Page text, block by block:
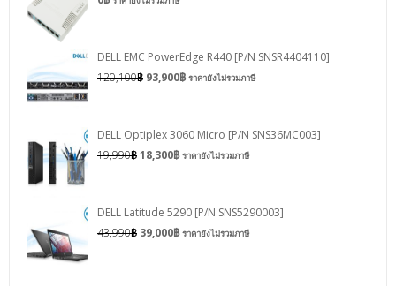
DELL EMC PowerEdge R440 [P/N SNSR4404110]
120,100฿ 93,900฿ ราคายังไม่รวมภาษี
DELL Optiplex 3060 Micro [P/N SNS36MC003]
19,990฿18,300฿ ราคายังไม่รวมภาษี
DELL Latitude 5290 [P/N SNS5290003]
43,990฿ 39,000฿ ราคายังไม่รวมภาษี